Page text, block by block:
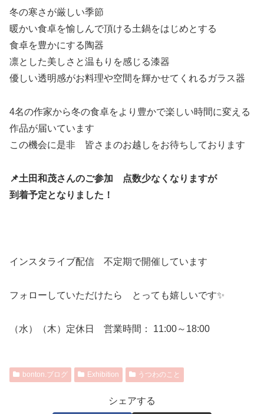
冬の寒さが厳しい季節
暖かい食卓を愉しんで頂ける土鍋をはじめとする
食卓を豊かにする陶器
凛とした美しさと温もりを感じる漆器
優しい透明感がお料理や空間を輝かせてくれるガラス器
4名の作家から冬の食卓をより豊かで楽しい時間に変える
作品が届いています
この機会に是非 皆さまのお越しをお待ちしております
📌土田和茂さんのご参加 点数少なくなりますが
到着予定となりました！
インスタライブ配信 不定期で開催しています
フォローしていただけたら とっても嬉しいです✨
（水）（木）定休日 営業時間： 11:00～18:00
bonton.ブログ Exhibition うつわのこと
シェアする